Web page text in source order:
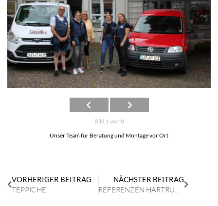
Bild 1 von 8
Unser Team für Beratung und Montage vor Ort
VORHERIGER BEITRAG
TEPPICHE
NÄCHSTER BEITRAG
REFERENZEN HARTRUMPF